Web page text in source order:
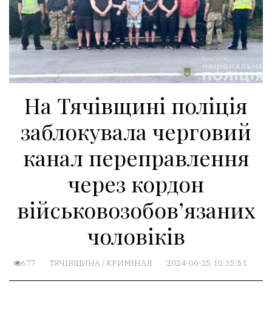
На Тячівщині поліція
заблокувала черговий
канал переправлення
через кордон
військовозобов’язаних
чоловіків
677 ТЯЧІВЩИНА/ КРИМІНАЛ 2024-06-25 10:35:51